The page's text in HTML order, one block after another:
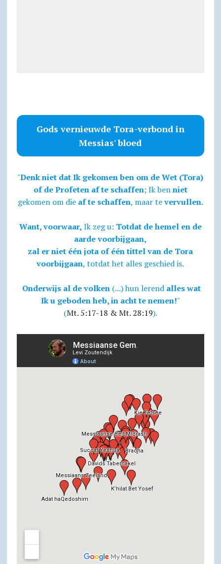
Gods vernieuwde Tora-verbond in
Messias' bloed
"Denk niet dat Ik gekomen ben om de Wet (Tora)
of de Profeten af te schaffen; Ik benniet
gekomen om die af te schaffen, maar tevervullen.
Want, voorwaar, Ik zeg u: Totdat de hemel en de
aarde voorbijgaan,
zal er niet één jota of één tittel van de Tora
voorbijgaan, totdat het alles geschied is.
Onderwijs al de volken(...) hun lerend alles wat
Ik u geboden heb, in acht te nemen!"
(Mt. 5:17-18 & Mt. 28:19).